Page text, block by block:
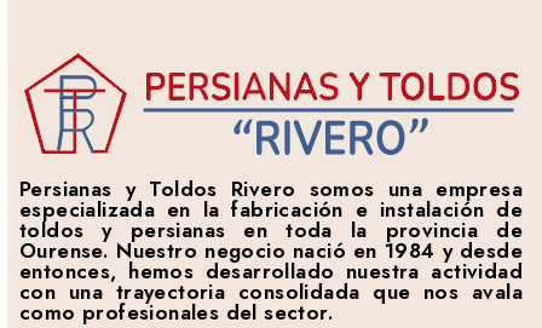
Persianas y Toldos Rivero somos una empresa
especializada en la fabricación e instalación de
toldos y persianas en toda la provincia de
Ourense. Nuestro negocio nació en 1984 y desde
entonces, hemos desarrollado nuestra actividad
con una trayectoria consolidada que nos avala
como profesionales del sector.